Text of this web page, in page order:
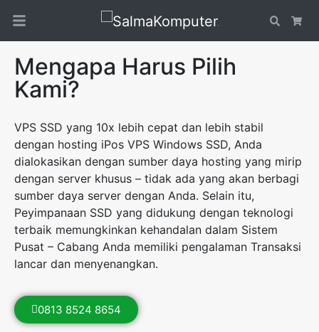
Search
Mengapa Harus Pilih
Kami?
VPS SSD yang 10x lebih cepat dan lebih stabil
dengan hosting iPos VPS Windows SSD, Anda
dialokasikan dengan sumber daya hosting yang mirip
dengan server khusus – tidak ada yang akan berbagi
sumber daya server dengan Anda. Selain itu,
Peyimpanaan SSD yang didukung dengan teknologi
terbaik memungkinkan kehandalan dalam Sistem
Pusat – Cabang Anda memiliki pengalaman Transaksi
lancar dan menyenangkan.
0813 8524 8654